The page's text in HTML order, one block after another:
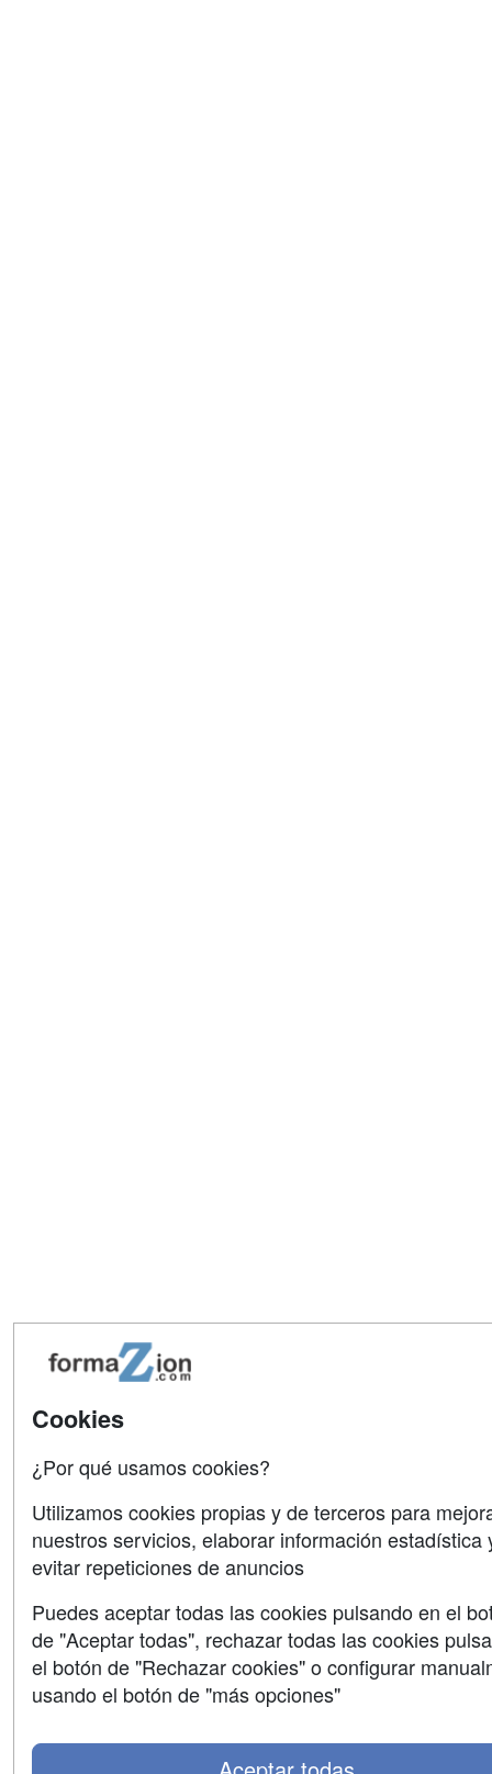
Cookies
¿Por qué usamos cookies?
Utilizamos cookies propias y de terceros para
nuestros servicios, elaborar información estadística
evitar repeticiones de anuncios
Puedes aceptar todas las cookies pulsando en el
de "Aceptar todas", rechazar todas las cookies
el botón de "Rechazar cookies" o configurar
usando el botón de "más opciones"